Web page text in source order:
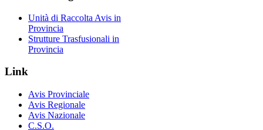
Unità di Raccolta Avis in
Provincia
Strutture Trasfusionali in
Provincia
Link
Avis Provinciale
Avis Regionale
Avis Nazionale
C.S.O.